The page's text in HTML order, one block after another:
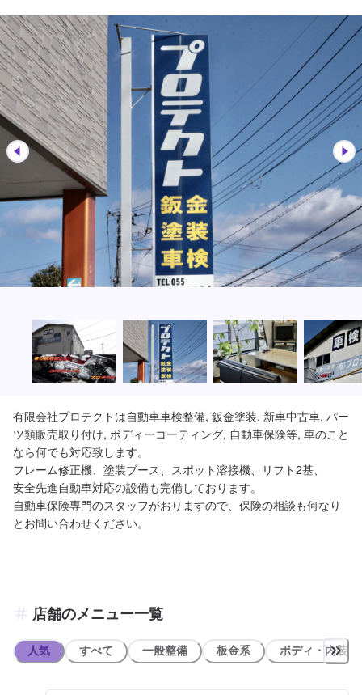
有限会社プロテクトは自動車車検整備, 鈑金塗装, 新車中古車, パー
ツ類販売取り付け, ボディーコーティング, 自動車保険等, 車のこと
なら何でも対応致します。
フレーム修正機、塗装ブース、スポット溶接機、リフト2基、
安全先進自動車対応の設備も完備しております。
自動車保険専門のスタッフがおりますので、保険の相談も何なり
とお問い合わせください。
店舗のメニュー一覧
人気 すべて 一般整備 板金系 ボディ・内装